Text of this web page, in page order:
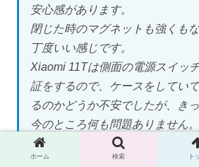
安心感があります。
閉じた時のマグネットも強くも
丁度いい感じです。
Xiaomi 11Tは側面の電源スイッ
証をするので、ケースをしてい
るのかどうか不安でしたが、き
今のところ何も問題ありません。
適当な値段で十分な品質だと思い
ホーム 検索 ト